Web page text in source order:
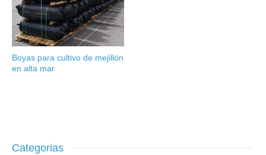
Boyas para cultivo de mejillón
en alta mar
Categorias